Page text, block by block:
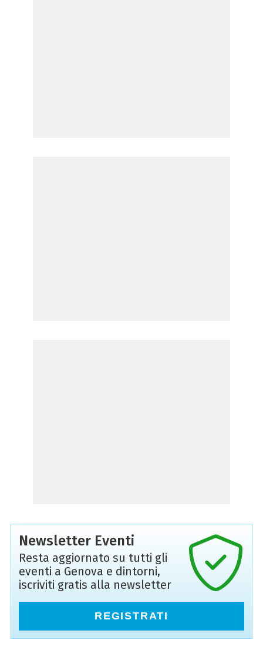
Newsletter Eventi
Resta aggiornato su tutti gli
eventi a Genova e dintorni,
iscriviti gratis alla newsletter
REGISTRATI